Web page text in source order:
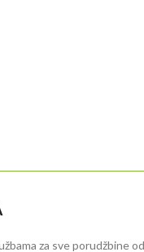
za sve porudžbine